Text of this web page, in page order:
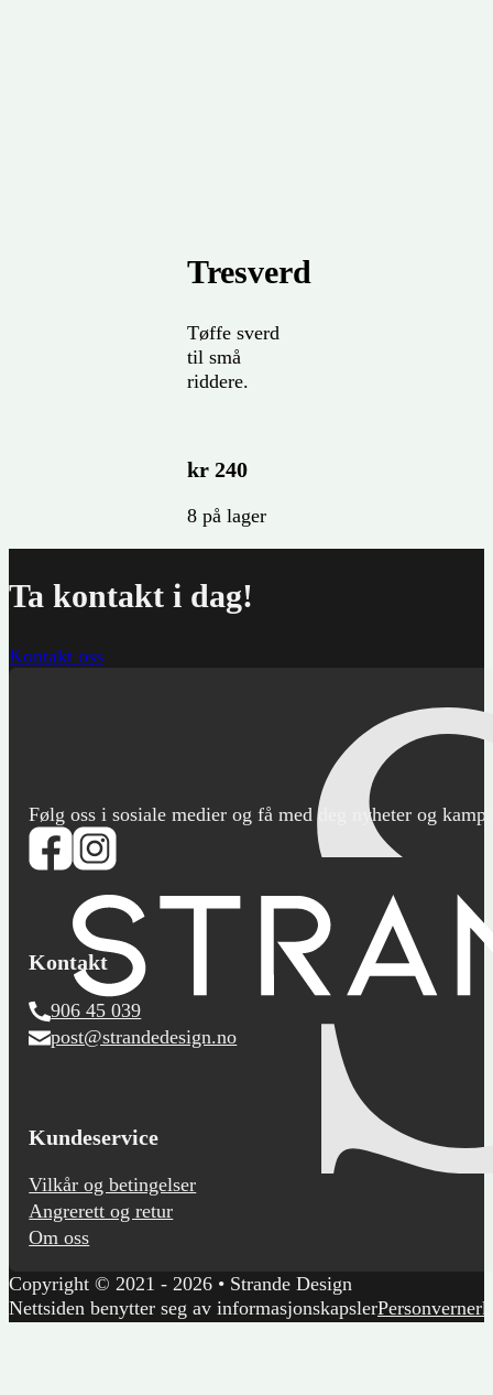
Tresverd
Tøffe sverd
til små
riddere.
kr 240
8 på lager
Ta kontakt i dag!
Kontakt oss
Følg oss i sosiale medier og få med deg nyheter og
Kontakt
906 45 039
post@strandedesign.no
Kundeservice
Vilkår og betingelser
Angrerett og retur
Om oss
Copyright © 2021 - 2026 • Strande Design
Nettsiden benytter seg av informasjonskapsler